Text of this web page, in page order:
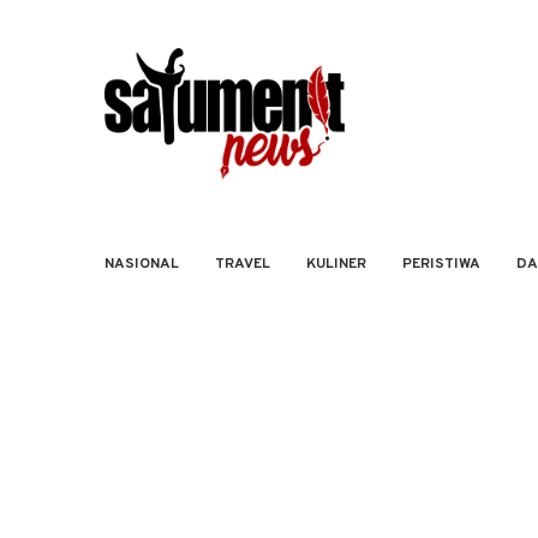
NASIONAL TRAVEL KULINER PERISTIWA